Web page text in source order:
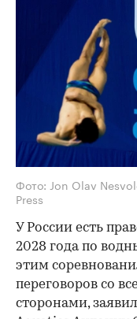
Фото: Jon Olav
Press
У России есть
2028 года по
этим
переговоров со
сторонами, заявил